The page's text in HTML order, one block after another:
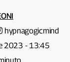
hypnagogicmind
2023 - 13:45